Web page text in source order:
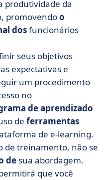
produtividade da
promovendoo
dosfuncionários
seus objetivos
expectativas e
um procedimento
no
de aprendizado
de ferramentas
de e-learning.
de treinamento, não se
de sua abordagem.
que você